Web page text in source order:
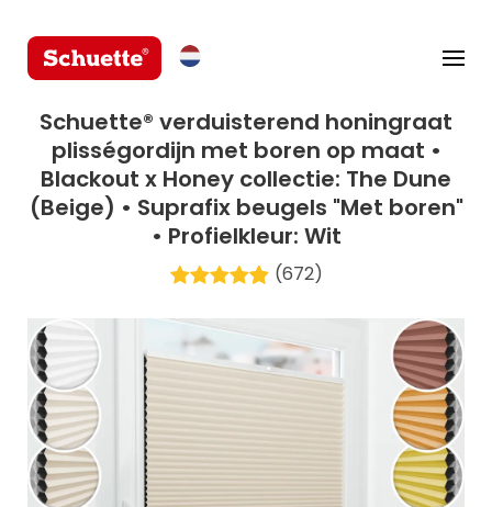
Schuette® verduisterend honingraat
plisségordijn met boren op maat •
Blackout x Honey collectie: The Dune
(Beige) • Suprafix beugels "Met boren"
• Profielkleur: Wit
(672)